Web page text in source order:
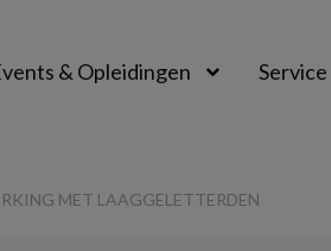
& Opleidingen Service
MET LAAGGELETTERDEN